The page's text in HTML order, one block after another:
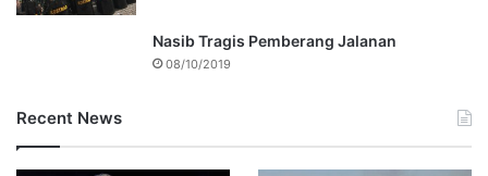
Nasib Tragis Pemberang Jalanan
08/10/2019
Recent News